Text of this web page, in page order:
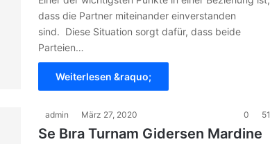
dass die Partner miteinander einverstanden
sind. Diese Situation sorgt dafür, dass beide
Parteien…
Weiterlesen &raquo;
admin März 27, 2020 0 51
Se Bıra Turnam Gidersen Mardine